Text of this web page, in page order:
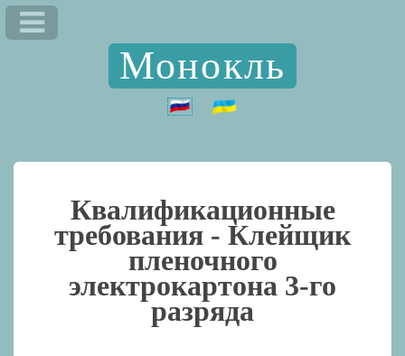
Монокль
Квалификационные
требования - Клейщик
пленочного
электрокартона 3-го
разряда